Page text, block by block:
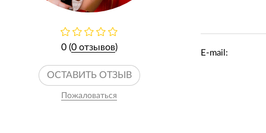
0 (0 отзывов)
ОСТАВИТЬ ОТЗЫВ
Пожаловаться
E-mail: